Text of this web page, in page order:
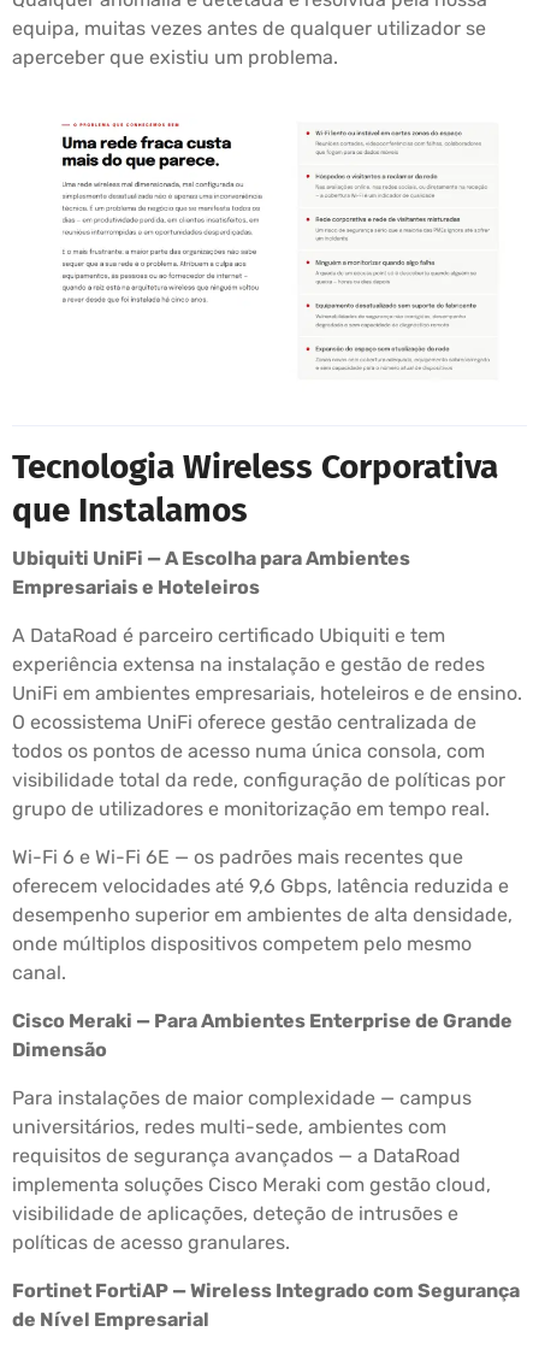
equipa, muitas vezes antes de qualquer utilizador se
aperceber que existiu um problema.
Tecnologia Wireless Corporativa
que Instalamos
Ubiquiti UniFi — A Escolha para Ambientes
Empresariais e Hoteleiros
A DataRoad é parceiro certificado Ubiquiti e tem
experiência extensa na instalação e gestão de redes
UniFi em ambientes empresariais, hoteleiros e de ensino.
O ecossistema UniFi oferece gestão centralizada de
todos os pontos de acesso numa única consola, com
visibilidade total da rede, configuração de políticas por
grupo de utilizadores e monitorização em tempo real.
Wi-Fi 6 e Wi-Fi 6E — os padrões mais recentes que
oferecem velocidades até 9,6 Gbps, latência reduzida e
desempenho superior em ambientes de alta densidade,
onde múltiplos dispositivos competem pelo mesmo
canal.
Cisco Meraki — Para Ambientes Enterprise de Grande
Dimensão
Para instalações de maior complexidade — campus
universitários, redes multi-sede, ambientes com
requisitos de segurança avançados — a DataRoad
implementa soluções Cisco Meraki com gestão cloud,
visibilidade de aplicações, deteção de intrusões e
políticas de acesso granulares.
Fortinet FortiAP — Wireless Integrado com Segurança
de Nível Empresarial